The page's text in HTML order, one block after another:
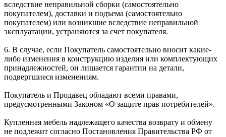
вследствие неправильной сборки (самостоятельно
покупателем), доставки и подъема (самостоятельно
покупателем) или возникшие вследствие неправильной
эксплуатации, устраняются за счет покупателя.
6. В случае, если Покупатель самостоятельно вносит какие-
либо изменения в конструкцию изделия или комплектующих
принадлежностей, он лишается гарантии на детали,
подвергшиеся изменениям.
Покупатель и Продавец обладают всеми правами,
предусмотренными Законом «О защите прав потребителей».
Купленная мебель надлежащего качества возврату и обмену
не подлежит согласно Постановления Правительства РФ от